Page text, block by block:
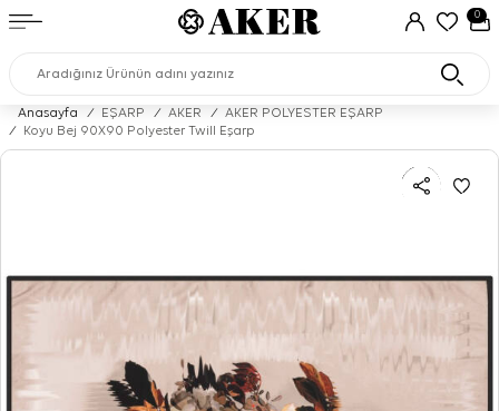
0
Anasayfa / EŞARP / AKER /
AKER POLYESTER EŞARP
/
Koyu Bej 90X90 Polyester Twill Eşarp